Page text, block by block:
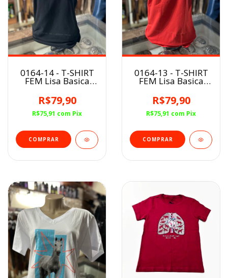
0164-14 - T-SHIRT
FEM Lisa Basica
R$79,90
R$75,91 com Pix
COMPRAR
0164-13 - T-SHIRT
FEM Lisa Basica
R$79,90
R$75,91 com Pix
COMPRAR